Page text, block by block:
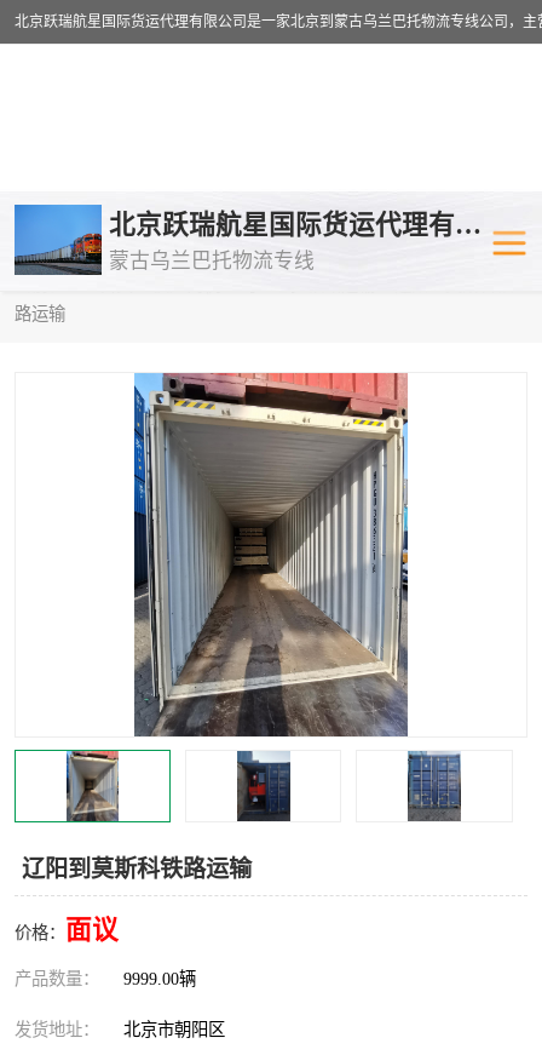
北京跃瑞航星国际货运代理有限公司
蒙古乌兰巴托物流专线
路运输
辽阳到莫斯科铁路运输
价格： 面议
产品数量： 9999.00辆
发货地址： 北京市朝阳区
乌兰巴托物流专线 乌兰巴托铁
乌兰巴托公路运输
中欧班列
蒙古乌兰巴托双清包税
蒙古乌兰巴托空运专线
蒙古乌兰巴托汽运专线
中亚铁路运输